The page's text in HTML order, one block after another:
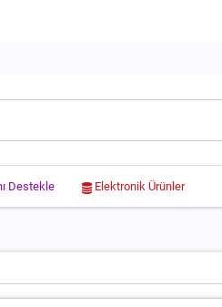
Destekle Elektronik Ürünler